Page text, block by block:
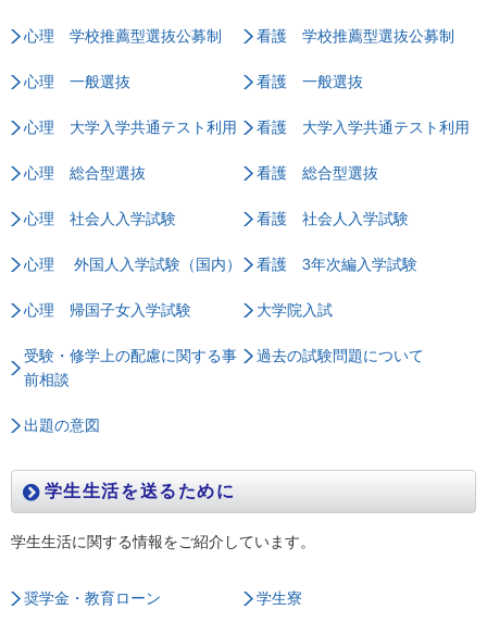
心理 学校推薦型選抜公募制 看護 学校推薦型選抜公募制
心理 一般選抜 看護 一般選抜
心理 大学入学共通テスト利用 看護 大学入学共通テスト利用
心理 総合型選抜 看護 総合型選抜
心理 社会人入学試験 看護 社会人入学試験
心理 外国人入学試験（国内） 看護 3年次編入学試験
心理 帰国子女入学試験 大学院入試
受験・修学上の配慮に関する事
前相談
過去の試験問題について
出題の意図
学生生活を送るために
学生生活に関する情報をご紹介しています。
奨学金・教育ローン 学生寮